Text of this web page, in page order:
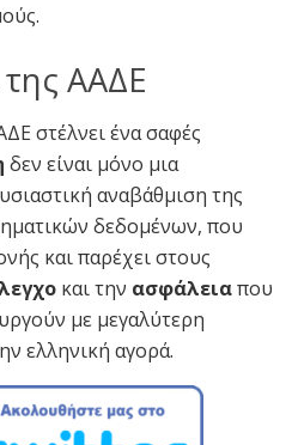
ΑΑΔΕ
στέλνει ένα σαφές
δεν είναι μόνο μια
αναβάθμιση της
δεδομένων, που
και παρέχει στους
και την ασφάλειαπου
με μεγαλύτερη
ελληνική αγορά.